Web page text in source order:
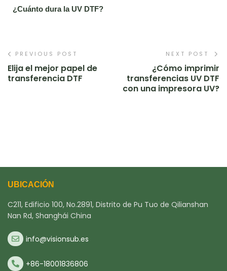
¿Cuánto dura la UV DTF?
PREVIOUS POST
Elija el mejor papel de
transferencia DTF
NEXT POST
¿Cómo imprimir
transferencias UV DTF
con una impresora UV?
UBICACIÓN
C211, Edificio 100, No.2891, Distrito de Pu Tuo de Qilianshan
Nan Rd, Shanghái China
info@visionsub.es
+86-18001836806